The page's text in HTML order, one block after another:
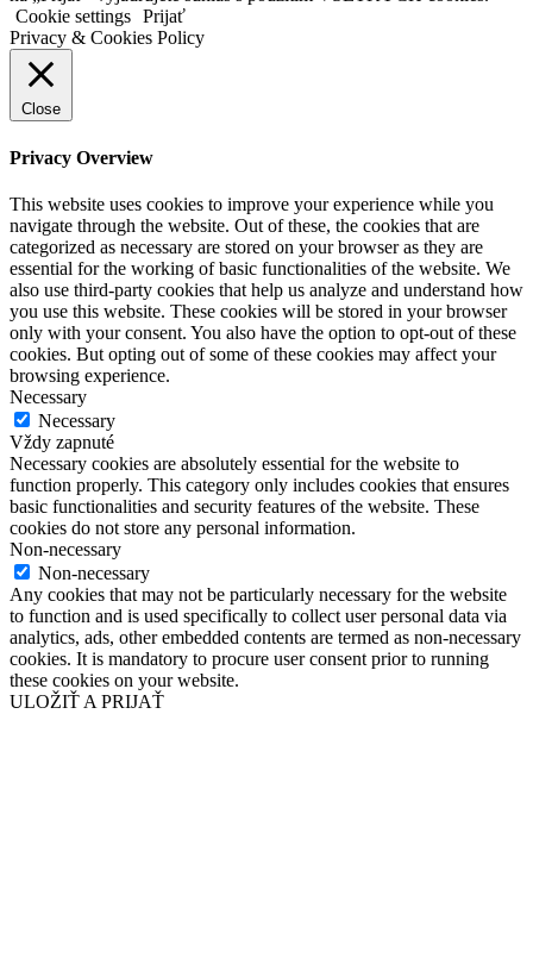
Cookie settings Prijať
Privacy & Cookies Policy
Close
Privacy Overview
This website uses cookies to improve your experience while you
navigate through the website. Out of these, the cookies that are
categorized as necessary are stored on your browser as they are
essential for the working of basic functionalities of the website. We
also use third-party cookies that help us analyze and understand how
you use this website. These cookies will be stored in your browser
only with your consent. You also have the option to opt-out of these
cookies. But opting out of some of these cookies may affect your
browsing experience.
Necessary
Necessary
Vždy zapnuté
Necessary cookies are absolutely essential for the website to
function properly. This category only includes cookies that ensures
basic functionalities and security features of the website. These
cookies do not store any personal information.
Non-necessary
Non-necessary
Any cookies that may not be particularly necessary for the website
to function and is used specifically to collect user personal data via
analytics, ads, other embedded contents are termed as non-necessary
cookies. It is mandatory to procure user consent prior to running
these cookies on your website.
ULOŽIŤ A PRIJAŤ